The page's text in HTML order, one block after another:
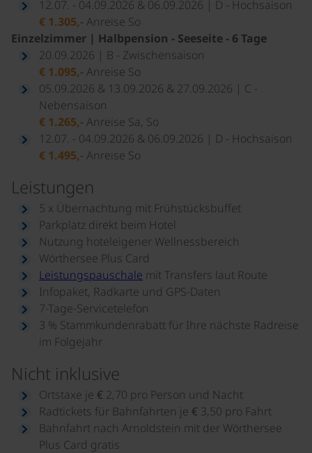
12.07. - 04.09.2026 & 06.09.2026 | D - Hochsaison
€ 1.305,-Anreise So
Einzelzimmer | Halbpension - Seeseite - 6 Tage
20.09.2026 | B - Zwischensaison
€ 1.095,-Anreise So
05.09.2026 & 13.09.2026 & 27.09.2026 | C -
Nebensaison
€ 1.265,-Anreise Sa, So
12.07. - 04.09.2026 & 06.09.2026 | D - Hochsaison
€ 1.495,-Anreise So
Leistungen
5 x Übernachtung mit Frühstücksbuffet
Parkplatz direkt beim Hotel
Nutzung hoteleigener Wellnessbereich
Wörthersee Plus Card
Leistungspauschale mit Transfers laut Route
Infopaket, Radkarte und GPS-Daten
7-Tage-Servicetelefon
3 % Stammkundenrabatt für Ihre nächste Radreise
im Folgejahr
Nicht inklusive
Ortstaxe je € 2,70 pro Person und Nacht
Radtickets für Bahnfahrten je € 3,50 pro Fahrt
Bahnfahrt nach Arnoldstein mit der Wörthersee
Plus Card gratis